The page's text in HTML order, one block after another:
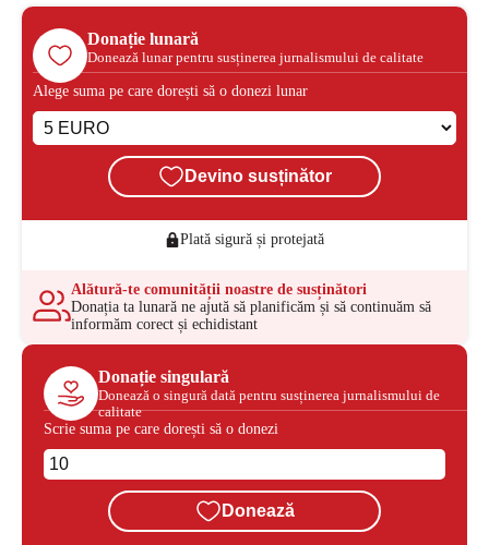
Donație lunară
Donează lunar pentru susținerea jurnalismului de calitate
Alege suma pe care dorești să o donezi lunar
Devino susținător
Plată sigură și protejată
Alătură-te comunității noastre de susținători
Donația ta lunară ne ajută să planificăm și să continuăm să
informăm corect și echidistant
Donație singulară
Donează o singură dată pentru susținerea jurnalismului de
calitate
Scrie suma pe care dorești să o donezi
Donează